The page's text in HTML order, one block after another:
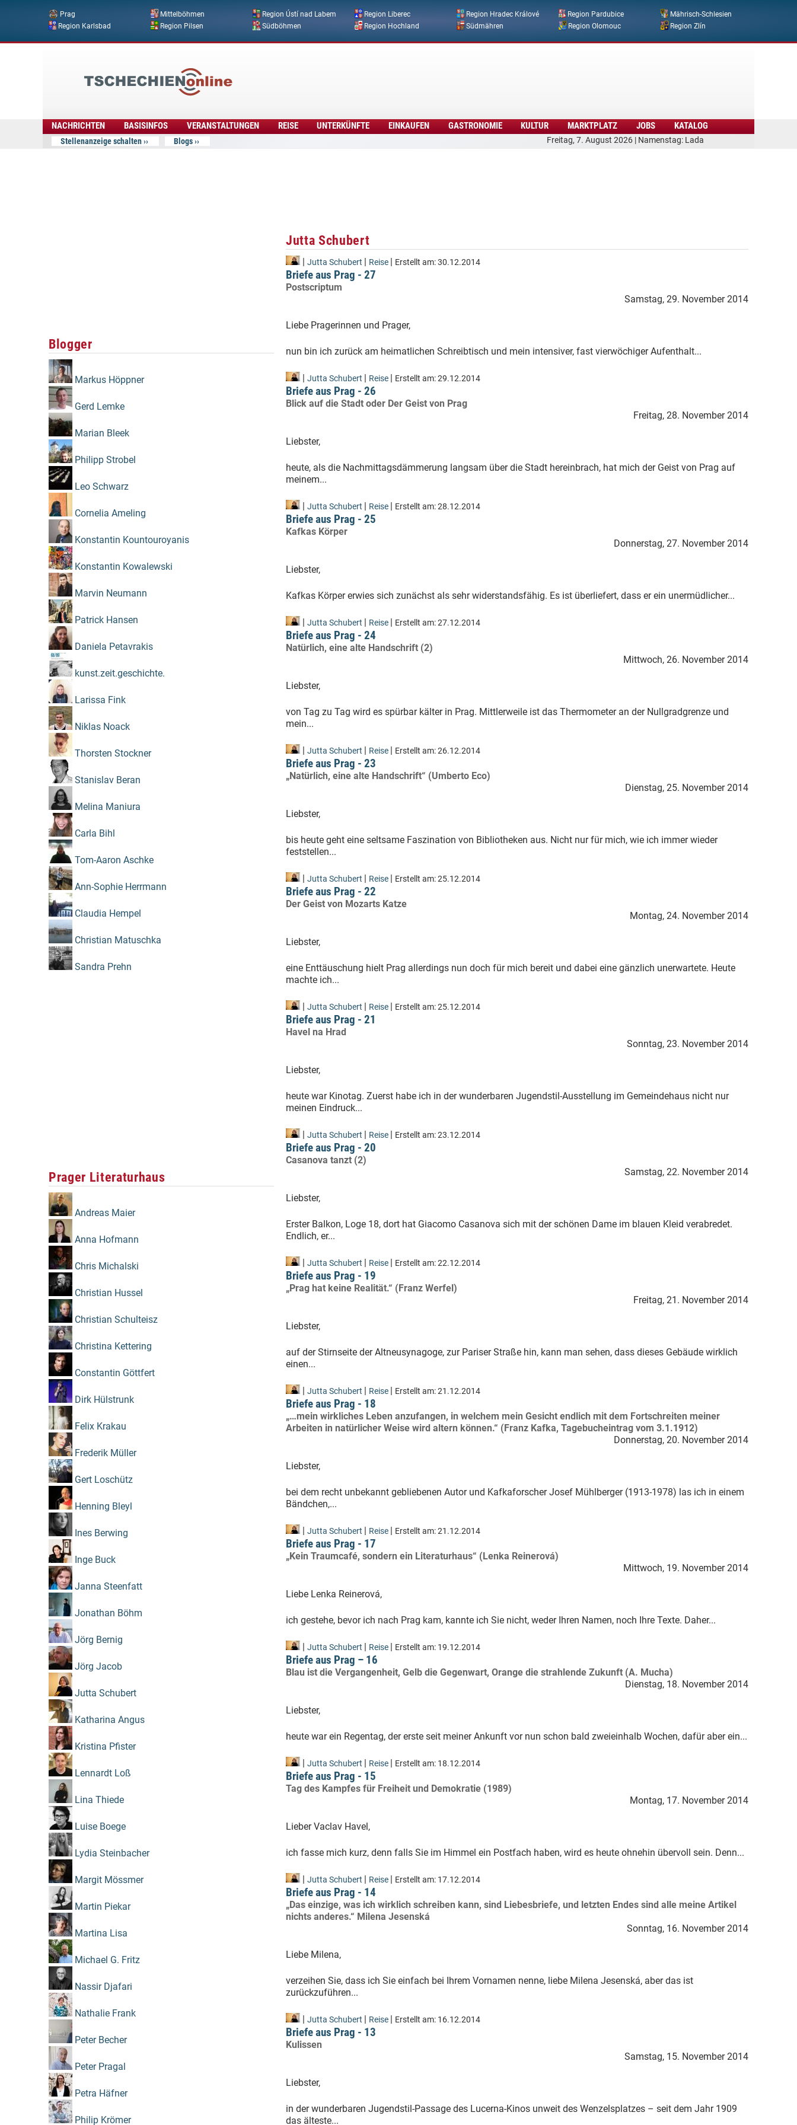
Direkt zum Inhalt
Prag Mittelböhmen Region Ústí nad Labem Region Liberec Region Hradec Králové Region Pardubice
Mährisch-Schlesien
Region Karlsbad
Region Pilsen Südböhmen Region Hochland Südmähren Region Olomouc Region Zlín
Freitag, 7. August 2026 | Namenstag: Lada
Online
NACHRICHTEN BASISINFOS VERANSTALTUNGEN REISE UNTERKÜNFTE EINKAUFEN GASTRONOMIE KULTUR MARKTPLATZ JOBS KATALOG
Stellenanzeige schalten Blogs
Blogger
Markus Höppner
Gerd Lemke
Marian Bleek
Philipp Strobel
Leo Schwarz
Cornelia Ameling
Konstantin Kountouroyanis
Konstantin Kowalewski
Marvin Neumann
Patrick Hansen
Daniela Petavrakis
kunst.zeit.geschichte.
Larissa Fink
Niklas Noack
Thorsten Stockner
Stanislav Beran
Melina Maniura
Carla Bihl
Tom-Aaron Aschke
Ann-Sophie Herrmann
Claudia Hempel
Christian Matuschka
Sandra Prehn
Prager Literaturhaus
Andreas Maier
Anna Hofmann
Chris Michalski
Christian Hussel
Christian Schulteisz
Christina Kettering
Constantin Göttfert
Dirk Hülstrunk
Felix Krakau
Frederik Müller
Gert Loschütz
Henning Bleyl
Ines Berwing
Inge Buck
Janna Steenfatt
Jonathan Böhm
Jörg Bernig
Jörg Jacob
Jutta Schubert
Katharina Angus
Kristina Pfister
Lennardt Loß
Lina Thiede
Luise Boege
Lydia Steinbacher
Margit Mössmer
Martin Piekar
Martina Lisa
Michael G. Fritz
Nassir Djafari
Nathalie Frank
Peter Becher
Peter Pragal
Petra Häfner
Philip Krömer
Jutta Schubert
| Jutta Schubert | Reise | Erstellt am:30.12.2014
Briefe aus Prag - 27
Postscriptum
Samstag, 29. November 2014
Liebe Pragerinnen und Prager,
nun bin ich zurück am heimatlichen Schreibtisch und mein intensiver, fast vierwöchiger Aufenthalt...
| Jutta Schubert | Reise | Erstellt am:29.12.2014
Briefe aus Prag - 26
Blick auf die Stadt oder Der Geist von Prag
Freitag, 28. November 2014
Liebster,
heute, als die Nachmittagsdämmerung langsam über die Stadt hereinbrach, hat mich der Geist von Prag auf
meinem...
| Jutta Schubert | Reise | Erstellt am:28.12.2014
Briefe aus Prag - 25
Kafkas Körper
Donnerstag, 27. November 2014
Liebster,
Kafkas Körper erwies sich zunächst als sehr widerstandsfähig. Es ist überliefert, dass er ein unermüdlicher...
| Jutta Schubert | Reise | Erstellt am:27.12.2014
Briefe aus Prag - 24
Natürlich, eine alte Handschrift (2)
Mittwoch, 26. November 2014
Liebster,
von Tag zu Tag wird es spürbar kälter in Prag. Mittlerweile ist das Thermometer an der Nullgradgrenze und
mein...
| Jutta Schubert | Reise | Erstellt am:26.12.2014
Briefe aus Prag - 23
„Natürlich, eine alte Handschrift“ (Umberto Eco)
Dienstag, 25. November 2014
Liebster,
bis heute geht eine seltsame Faszination von Bibliotheken aus. Nicht nur für mich, wie ich immer wieder
feststellen...
| Jutta Schubert | Reise | Erstellt am:25.12.2014
Briefe aus Prag - 22
Der Geist von Mozarts Katze
Montag, 24. November 2014
Liebster,
eine Enttäuschung hielt Prag allerdings nun doch für mich bereit und dabei eine gänzlich unerwartete. Heute
machte ich...
| Jutta Schubert | Reise | Erstellt am:25.12.2014
Briefe aus Prag - 21
Havel na Hrad
Sonntag, 23. November 2014
Liebster,
heute war Kinotag. Zuerst habe ich in der wunderbaren Jugendstil-Ausstellung im Gemeindehaus nicht nur
meinen Eindruck...
| Jutta Schubert | Reise | Erstellt am:23.12.2014
Briefe aus Prag - 20
Casanova tanzt (2)
Samstag, 22. November 2014
Liebster,
Erster Balkon, Loge 18, dort hat Giacomo Casanova sich mit der schönen Dame im blauen Kleid verabredet.
Endlich, er...
| Jutta Schubert | Reise | Erstellt am:22.12.2014
Briefe aus Prag - 19
„Prag hat keine Realität.“ (Franz Werfel)
Freitag, 21. November 2014
Liebster,
auf der Stirnseite der Altneusynagoge, zur Pariser Straße hin, kann man sehen, dass dieses Gebäude wirklich
einen...
| Jutta Schubert | Reise | Erstellt am:21.12.2014
Briefe aus Prag - 18
„…mein wirkliches Leben anzufangen, in welchem mein Gesicht endlich mit dem Fortschreiten meiner
Arbeiten in natürlicher Weise wird altern können.“ (Franz Kafka, Tagebucheintrag vom 3.1.1912)
Donnerstag, 20. November 2014
Liebster,
bei dem recht unbekannt gebliebenen Autor und Kafkaforscher Josef Mühlberger (1913-1978) las ich in einem
Bändchen,...
| Jutta Schubert | Reise | Erstellt am:21.12.2014
Briefe aus Prag - 17
„Kein Traumcafé, sondern ein Literaturhaus“ (Lenka Reinerová)
Mittwoch, 19. November 2014
Liebe Lenka Reinerová,
ich gestehe, bevor ich nach Prag kam, kannte ich Sie nicht, weder Ihren Namen, noch Ihre Texte. Daher...
| Jutta Schubert | Reise | Erstellt am: 19.12.2014
Briefe aus Prag – 16
Blau ist die Vergangenheit, Gelb die Gegenwart, Orange die strahlende Zukunft (A. Mucha)
Dienstag, 18. November 2014
Liebster,
heute war ein Regentag, der erste seit meiner Ankunft vor nun schon bald zweieinhalb Wochen, dafür aber ein...
| Jutta Schubert | Reise | Erstellt am: 18.12.2014
Briefe aus Prag - 15
Tag des Kampfes für Freiheit und Demokratie (1989)
Montag, 17. November 2014
Lieber Vaclav Havel,
ich fasse mich kurz, denn falls Sie im Himmel ein Postfach haben, wird es heute ohnehin übervoll sein. Denn...
| Jutta Schubert | Reise | Erstellt am: 17.12.2014
Briefe aus Prag - 14
„Das einzige, was ich wirklich schreiben kann, sind Liebesbriefe, und letzten Endes sind alle meine Artikel
nichts anderes.“ Milena Jesenská
Sonntag, 16. November 2014
Liebe Milena,
verzeihen Sie, dass ich Sie einfach bei Ihrem Vornamen nenne, liebe Milena Jesenská, aber das ist
zurückzuführen...
| Jutta Schubert | Reise | Erstellt am: 16.12.2014
Briefe aus Prag - 13
Kulissen
Samstag, 15. November 2014
Liebster,
in der wunderbaren Jugendstil-Passage des Lucerna-Kinos unweit des Wenzelsplatzes – seit dem Jahr 1909
das älteste...